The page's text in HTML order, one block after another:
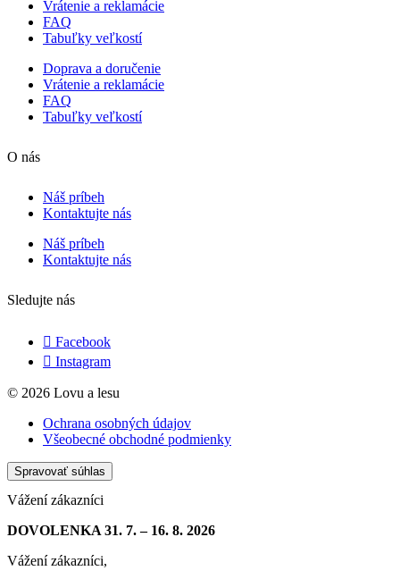
Vrátenie a reklamácie
FAQ
Tabuľky veľkostí
Doprava a doručenie
Vrátenie a reklamácie
FAQ
Tabuľky veľkostí
O nás
Náš príbeh
Kontaktujte nás
Náš príbeh
Kontaktujte nás
Sledujte nás
Facebook
Instagram
© 2026 Lovu a lesu
Ochrana osobných údajov
Všeobecné obchodné podmienky
Spravovať súhlas
Vážení zákazníci
DOVOLENKA 31. 7. – 16. 8. 2026
Vážení zákazníci,